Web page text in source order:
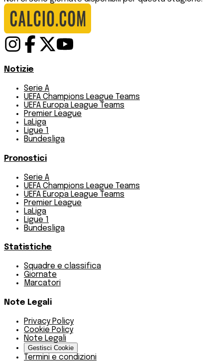
Notizie
Serie A
UEFA Champions League Teams
UEFA Europa League Teams
Premier League
LaLiga
Ligue 1
Bundesliga
Pronostici
Serie A
UEFA Champions League Teams
UEFA Europa League Teams
Premier League
LaLiga
Ligue 1
Bundesliga
Statistiche
Squadre e classifica
Giornate
Marcatori
Note Legali
Privacy Policy
Cookie Policy
Note Legali
Gestisci Cookie
Termini e condizioni